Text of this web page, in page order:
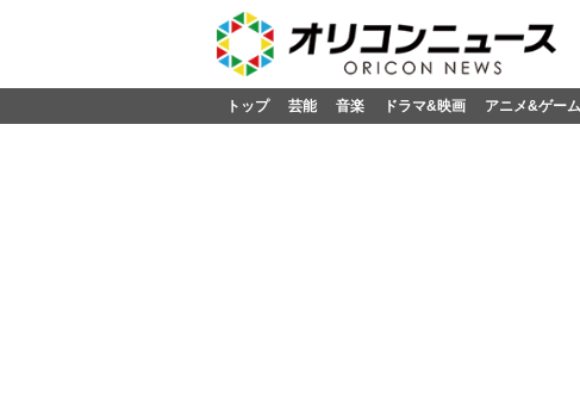
トップ 芸能 音楽 ドラマ&映画 アニメ&ゲーム